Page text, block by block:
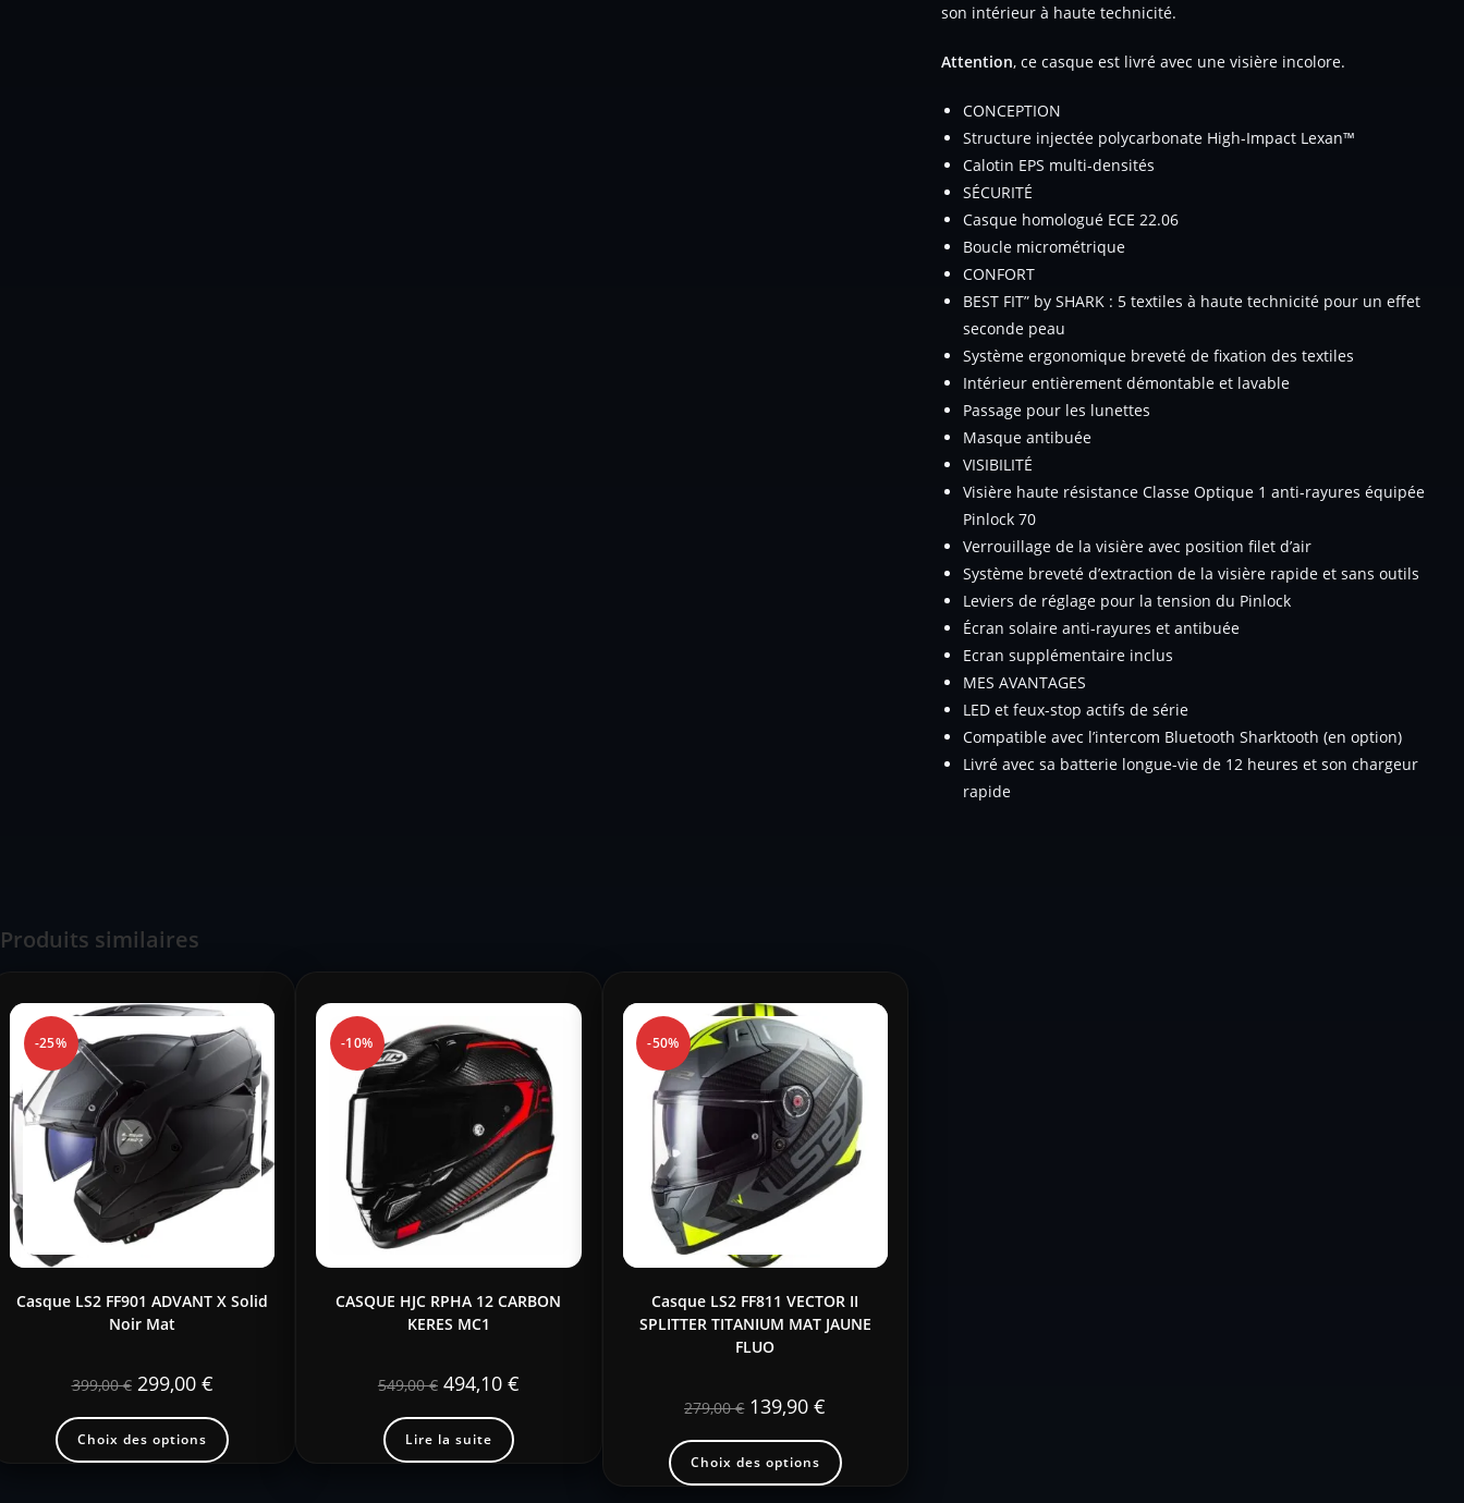
son intérieur à haute technicité.
Attention, ce casque est livré avec une visière incolore.
CONCEPTION
Structure injectée polycarbonate High-Impact Lexan™
Calotin EPS multi-densités
SÉCURITÉ
Casque homologué ECE 22.06
Boucle micrométrique
CONFORT
BEST FIT” by SHARK : 5 textiles à haute technicité pour un effet
seconde peau
Système ergonomique breveté de fixation des textiles
Intérieur entièrement démontable et lavable
Passage pour les lunettes
Masque antibuée
VISIBILITÉ
Visière haute résistance Classe Optique 1 anti-rayures équipée
Pinlock 70
Verrouillage de la visière avec position filet d’air
Système breveté d’extraction de la visière rapide et sans outils
Leviers de réglage pour la tension du Pinlock
Écran solaire anti-rayures et antibuée
Ecran supplémentaire inclus
MES AVANTAGES
LED et feux-stop actifs de série
Compatible avec l’intercom Bluetooth Sharktooth (en option)
Livré avec sa batterie longue-vie de 12 heures et son chargeur
rapide
Produits similaires
-25%
Casque LS2 FF901 ADVANT X Solid
Noir Mat
399,00€ 299,00 €
Choix des options
-10%
CASQUE HJC RPHA 12 CARBON
KERES MC1
549,00€ 494,10 €
Lire la suite
-50%
Casque LS2 FF811 VECTOR II
SPLITTER TITANIUM MAT JAUNE
FLUO
279,00€ 139,90€
Choix des options